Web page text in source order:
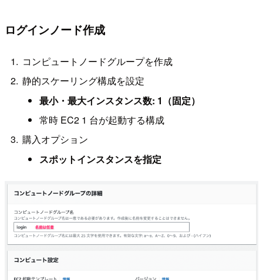
ログインノード作成
コンピュートノードグループを作成
静的スケーリング構成を設定
最小・最大インスタンス数: 1（固定）
常時 EC2 1 台が起動する構成
購入オプション
スポットインスタンスを指定